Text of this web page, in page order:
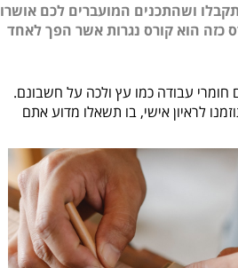
ושהתכנים המועברים לכם אושרו
כזה הוא קורס נגרות אשר הפך לאחד
חומרי עבודה כמו עץ ולכה על חשבונם.
לראיון אישי, בו תשאלו מדוע אתם